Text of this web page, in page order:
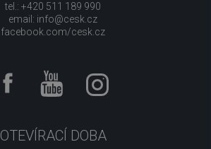
tel.: +420 511 189 990
email: info@cesk.cz
facebook.com/cesk.cz
OTEVÍRACÍ DOBA